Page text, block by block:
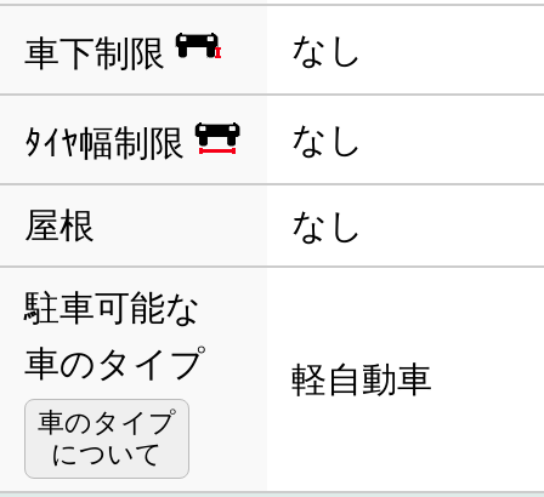
車下制限 なし
ﾀｲﾔ幅制限 なし
屋根 なし
駐車可能な
車のタイプ
車のタイプ
について
軽自動車